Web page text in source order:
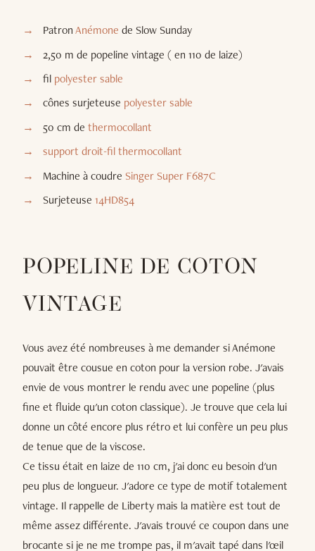
PatronAnémone de Slow Sunday
2,50 m de popeline vintage ( en 110 de laize)
fil polyester sable
cônes surjeteuse polyester sable
50 cm de thermocollant
support droit-fil thermocollant
Machine à coudre Singer Super F687C
Surjeteuse 14HD854
POPELINE DE COTON
VINTAGE
Vous avez été nombreuses à me demander si Anémone
pouvait être cousue en coton pour la version robe. J'avais
envie de vous montrer le rendu avec une popeline (plus
fine et fluide qu'un coton classique). Je trouve que cela lui
donne un côté encore plus rétro et lui confère un peu plus
de tenue que de la viscose.
Ce tissu était en laize de 110 cm, j'ai donc eu besoin d'un
peu plus de longueur. J'adore ce type de motif totalement
vintage. Il rappelle de Liberty mais la matière est tout de
même assez différente. J'avais trouvé ce coupon dans une
brocante si je ne me trompe pas, il m'avait tapé dans l'œil